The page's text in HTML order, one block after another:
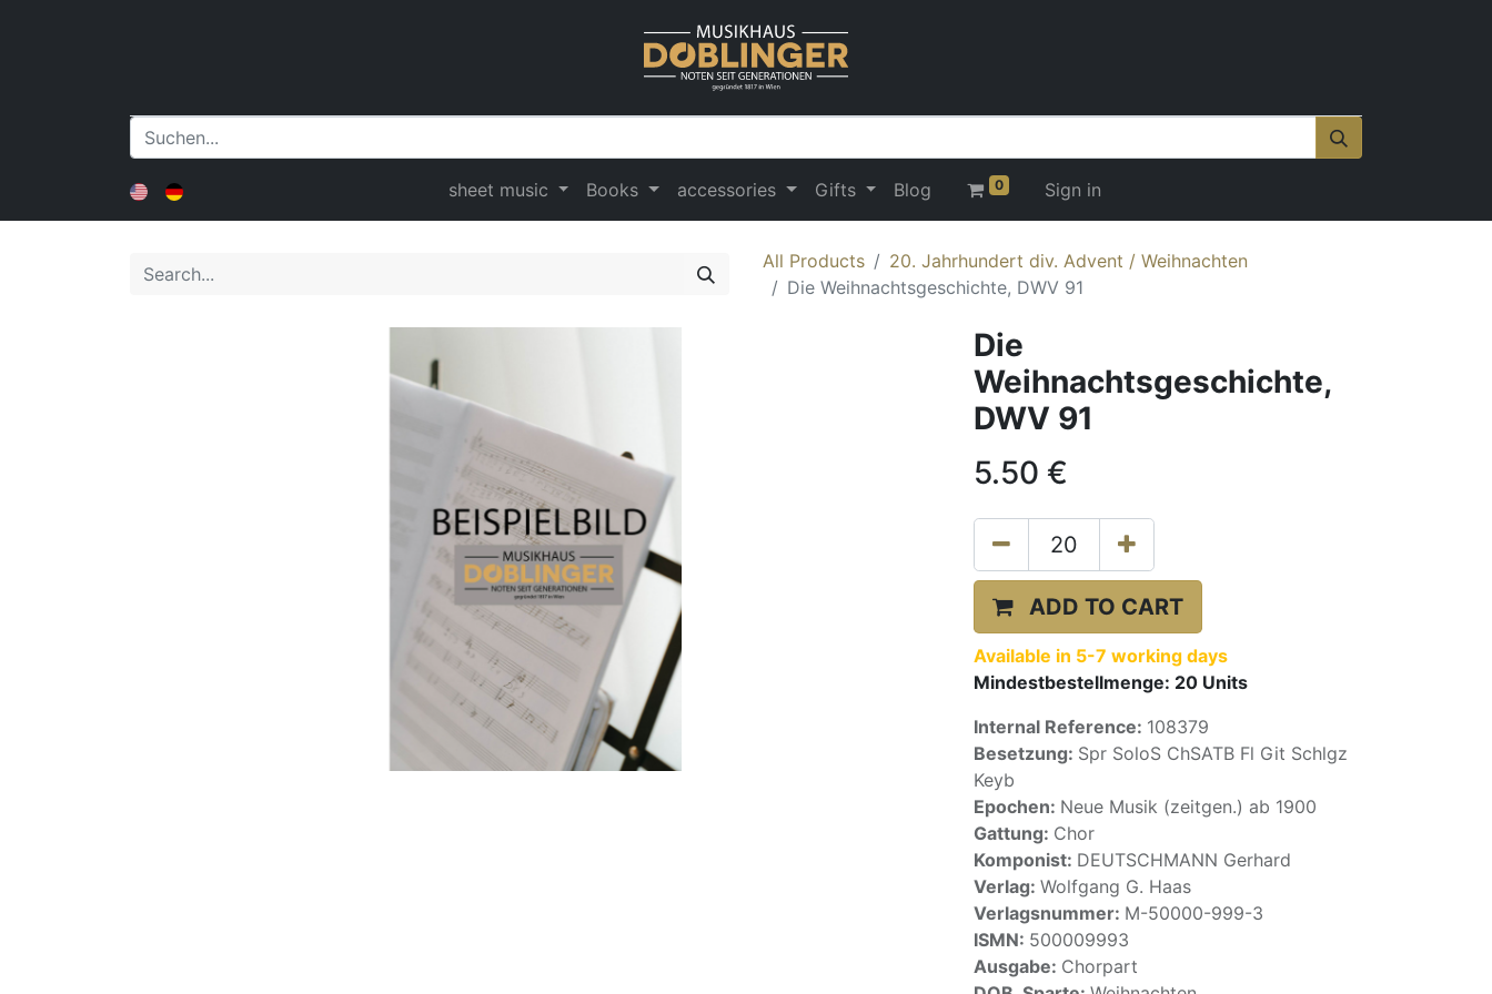
sheet music Books accessories Gifts Blog 0 Sign in
All Products
20. Jahrhundert div. Advent / Weihnachten
Die Weihnachtsgeschichte, DWV 91
Die
Weihnachtsgeschichte,
DWV 91
5.50 €
ADD TO CART
Available in 5-7 working days
Mindestbestellmenge: 20 Units
Internal Reference: 108379
Besetzung: Spr SoloS ChSATB Fl Git Schlgz
Keyb
Epochen: Neue Musik (zeitgen.) ab 1900
Gattung: Chor
Komponist: DEUTSCHMANN Gerhard
Verlag: Wolfgang G. Haas
Verlagsnummer: M-50000-999-3
ISMN: 500009993
Ausgabe: Chorpart